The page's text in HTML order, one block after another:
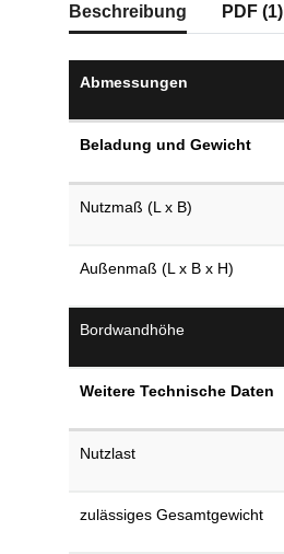
Beschreibung PDF (1)
Abmessungen
Beladung und Gewicht
Nutzmaß (L x B)
Außenmaß (L x B x H)
Bordwandhöhe
Weitere Technische Daten
Nutzlast
zulässiges Gesamtgewicht